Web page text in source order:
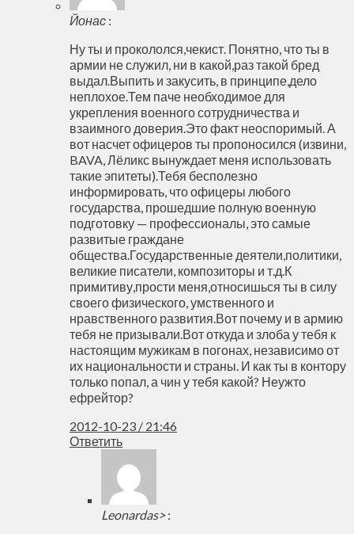
Йонас :
Ну ты и прокололся,чекист. Понятно, что ты в
армии не служил, ни в какой,раз такой бред
выдал.Выпить и закусить, в принципе,дело
неплохое.Тем паче необходимое для
укрепления военного сотрудничества и
взаимного доверия.Это факт неоспоримый. А
вот насчет офицеров ты пропоносился (извини,
BAVA, Лёликс вынуждает меня использовать
такие эпитеты).Тебя бесполезно
информировать, что офицеры любого
государства, прошедшие полную военную
подготовку — профессионалы, это самые
развитые граждане
общества.Государственные деятели,политики,
великие писатели, композиторы и т.д.К
примитиву,прости меня,относишься ты в силу
своего физического, умственного и
нравственного развития.Вот почему и в армию
тебя не призывали.Вот откуда и злоба у тебя к
настоящим мужикам в погонах, независимо от
их национальности и страны. И как ты в контору
только попал, а чин у тебя какой? Неужто
ефрейтор?
2012-10-23 / 21:46
Ответить
Leonardas> :